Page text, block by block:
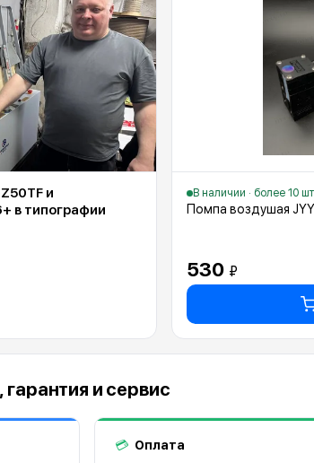
и
в типографии
В наличии · более 10
Помпа воздушая
530 ₽
и сервис
💳 Оплата